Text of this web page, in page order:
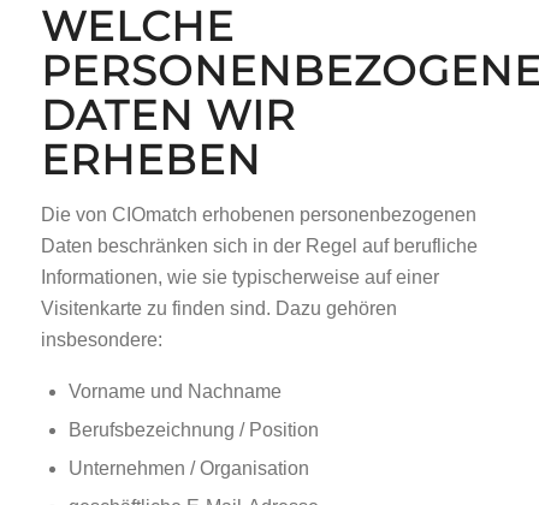
WELCHE
DATEN WIR
ERHEBEN
Die von CIOmatch erhobenen personenbezogenen
Daten beschränken sich in der Regel auf berufliche
Informationen, wie sie typischerweise auf einer
Visitenkarte zu finden sind. Dazu gehören
insbesondere:
Vorname und Nachname
Berufsbezeichnung / Position
Unternehmen / Organisation